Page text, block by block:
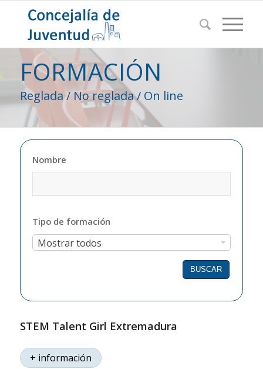
FORMACIÓN
Reglada / No reglada / On line
Nombre
Tipo de formación
Mostrar todos
Tipo
STEM Talent Girl Extremadura
+ información